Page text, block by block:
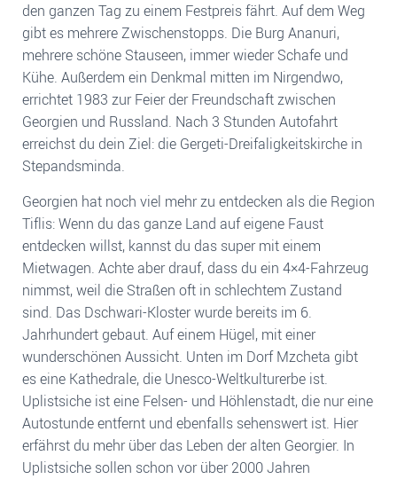
den ganzen Tag zu einem Festpreis fährt. Auf dem Weg
gibt es mehrere Zwischenstopps. Die Burg Ananuri,
mehrere schöne Stauseen, immer wieder Schafe und
Kühe. Außerdem ein Denkmal mitten im Nirgendwo,
errichtet 1983 zur Feier der Freundschaft zwischen
Georgien und Russland. Nach 3 Stunden Autofahrt
erreichst du dein Ziel: die Gergeti-Dreifaligkeitskirche in
Stepandsminda.
Georgien hat noch viel mehr zu entdecken als die Region
Tiflis: Wenn du das ganze Land auf eigene Faust
entdecken willst, kannst du das super mit einem
Mietwagen. Achte aber drauf, dass du ein 4×4-Fahrzeug
nimmst, weil die Straßen oft in schlechtem Zustand
sind. Das Dschwari-Kloster wurde bereits im 6.
Jahrhundert gebaut. Auf einem Hügel, mit einer
wunderschönen Aussicht. Unten im Dorf Mzcheta gibt
es eine Kathedrale, die Unesco-Weltkulturerbe ist.
Uplistsiche ist eine Felsen- und Höhlenstadt, die nur eine
Autostunde entfernt und ebenfalls sehenswert ist. Hier
erfährst du mehr über das Leben der alten Georgier. In
Uplistsiche sollen schon vor über 2000 Jahren